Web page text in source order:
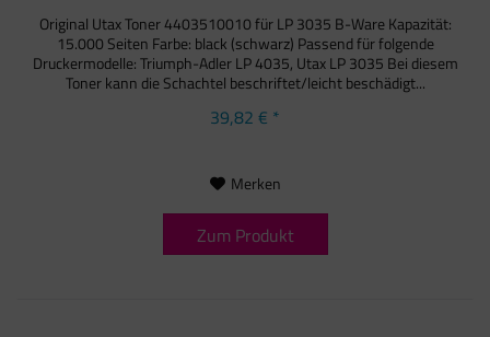
Original Utax Toner 4403510010 für LP 3035 B-Ware Kapazität:
15.000 Seiten Farbe: black (schwarz) Passend für folgende
Druckermodelle: Triumph-Adler LP 4035, Utax LP 3035 Bei diesem
Toner kann die Schachtel beschriftet/leicht beschädigt...
39,82 € *
Merken
Zum Produkt